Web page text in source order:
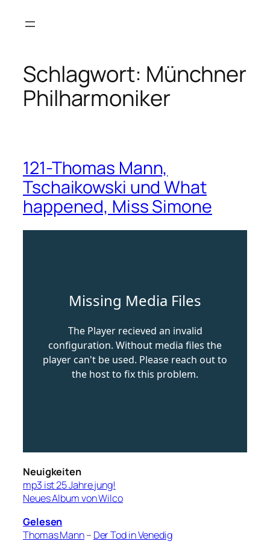
Inhalt
Schlagwort: Münchner
Philharmoniker
121-Thomas Mann,
Tschaikowski und What
happened, Miss Simone
Neuigkeiten
mp3 ist 25 Jahre jung!
Neues Album von Wilco
Gelesen
Thomas Mann– Der Tod in Venedig